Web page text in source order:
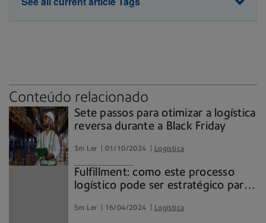
Conteúdo relacionado
Sete passos para otimizar a logística
reversa durante a Black Friday
3m Ler 01/10/2024 Logística
Fulfillment: como este processo
logístico pode ser estratégico para
5m Ler 16/04/2024 Logística